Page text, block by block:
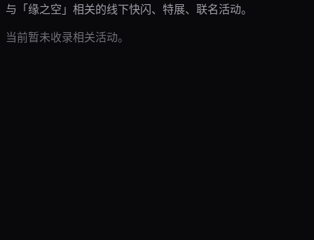
与「缘之空 」相关的线下快闪、特展、联名活动。
当前暂未收录相关活动。